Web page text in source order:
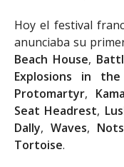
Hoy el festival
anunciaba su
Beach House,
Explosions in
Protomartyr,
Seat Headrest,
Dally, Waves, Nots
Tortoise.